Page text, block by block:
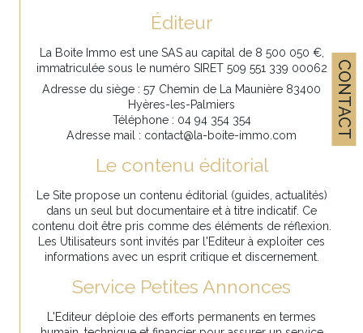
CONTACT
Éditeur
La Boite Immo est une SAS au capital de 8 500 050 €,
immatriculée sous le numéro SIRET 509 551 339 00062
Adresse du siège : 57 Chemin de La Maunière 83400
Hyères-les-Palmiers
Téléphone : 04 94 354 354
Adresse mail : contact@la-boite-immo.com
Le contenu éditorial
Le Site propose un contenu éditorial (guides, actualités)
dans un seul but documentaire et à titre indicatif. Ce
contenu doit être pris comme des éléments de réflexion.
Les Utilisateurs sont invités par l'Editeur à exploiter ces
informations avec un esprit critique et discernement.
Service Petites Annonces
L'Editeur déploie des efforts permanents en termes